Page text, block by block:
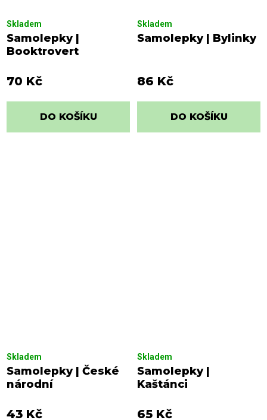
Samolepky |
Booktrovert
Skladem
70 Kč
DO KOŠÍKU
Samolepky | Bylinky
Skladem
86 Kč
DO KOŠÍKU
Samolepky | České
národní
Skladem
43 Kč
Samolepky |
Kaštánci
Skladem
65 Kč